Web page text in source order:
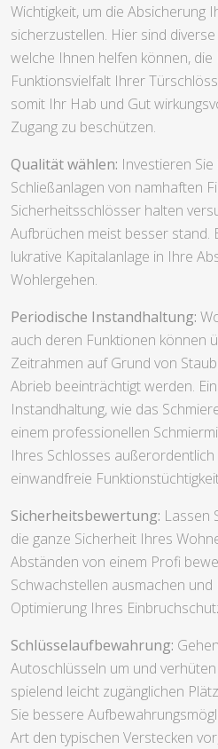
Wichtigkeit, um die Absicherung
sicherzustellen. Hier sind
welche Ihnen helfen können,
Funktionsvielfalt Ihrer
somit Ihr Hab und Gut
Zugang zu beschützen.
Qualität wählen: Investieren
Schließanlagen von namhaften
Sicherheitsschlösser halten
Aufbrüchen meist besser stand.
lukrative Kapitalanlage in Ihre
Wohlergehen.
Periodische Instandhaltung:
auch deren Funktionen können
Zeitrahmen auf Grund von
Abrieb beeinträchtigt werden.
Instandhaltung, wie das
einem professionellen
Ihres Schlosses
einwandfreie
Sicherheitsbewertung: Lassen
die ganze Sicherheit Ihres
Abständen von einem Profi
Schwachstellen ausmachen
Optimierung Ihres
Schlüsselaufbewahrung:
Autoschlüsseln um und
spielend leicht zugänglichen
Sie bessere
Art den typischen Verstecken